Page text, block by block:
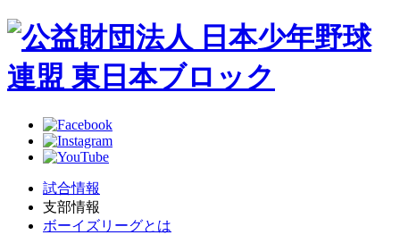
試合情報
支部情報
ボーイズリーグとは